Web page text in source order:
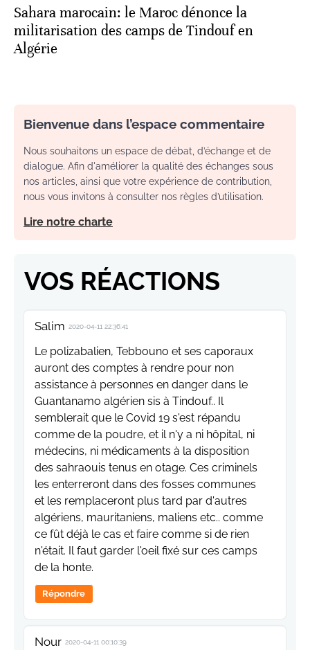
Sahara marocain: le Maroc dénonce la
militarisation des camps de Tindouf en
Algérie
Bienvenue dans l’espace commentaire
Nous souhaitons un espace de débat, d’échange et de
dialogue. Afin d'améliorer la qualité des échanges sous
nos articles, ainsi que votre expérience de contribution,
nous vous invitons à consulter nos règles d’utilisation.
Lire notre charte
VOS RÉACTIONS
Salim 2020-04-11 22:36:41
Le polizabalien, Tebbouno et ses caporaux
auront des comptes à rendre pour non
assistance à personnes en danger dans le
Guantanamo algérien sis à Tindouf.. Il
semblerait que le Covid 19 s'est répandu
comme de la poudre, et il n'y a ni hôpital, ni
médecins, ni médicaments à la disposition
des sahraouis tenus en otage. Ces criminels
les enterreront dans des fosses communes
et les remplaceront plus tard par d'autres
algériens, mauritaniens, maliens etc.. comme
ce fût déjà le cas et faire comme si de rien
n'était. Il faut garder l'oeil fixé sur ces camps
de la honte.
Répondre
Nour 2020-04-11 00:10:39